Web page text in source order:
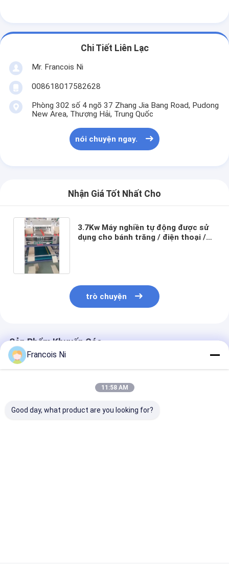
Chi Tiết Liên Lạc
Mr. Francois Ni
008618017582628
Phòng 302 số 4 ngõ 37 Zhang Jia Bang Road, Pudong
New Area, Thượng Hải, Trung Quốc
nói chuyện ngay.
Nhận Giá Tốt Nhất Cho
3.7Kw Máy nghiền tự động được sử
dụng cho bánh trăng / điện thoại /
trò chuyện
Sản Phẩm Khuyến Cáo
Francois Ni
11:58 AM
Good day, what product are you looking for?